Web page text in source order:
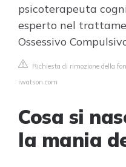
psicoterapeuta
esperto nel
Ossessivo
Richiesta di rimozione della
iwatson.com
Cosa si
la mania